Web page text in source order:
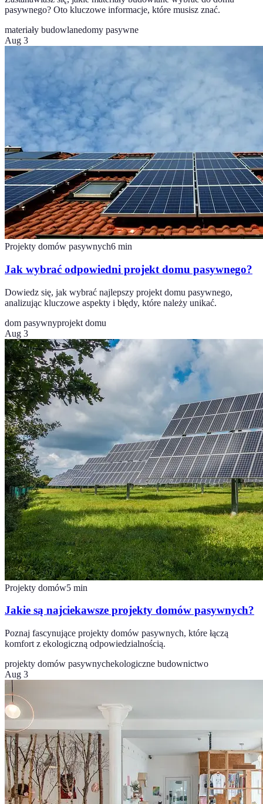
pasywnego? Oto kluczowe informacje, które musisz znać.
materiały budowlanedomy pasywne
Aug 3
Projekty domów pasywnych6 min
Jak wybrać odpowiedni projekt domu pasywnego?
Dowiedz się, jak wybrać najlepszy projekt domu pasywnego,
analizując kluczowe aspekty i błędy, które należy unikać.
dom pasywnyprojekt domu
Aug 3
Projekty domów5 min
Jakie są najciekawsze projekty domów pasywnych?
Poznaj fascynujące projekty domów pasywnych, które łączą
komfort z ekologiczną odpowiedzialnością.
projekty domów pasywnychekologiczne budownictwo
Aug 3